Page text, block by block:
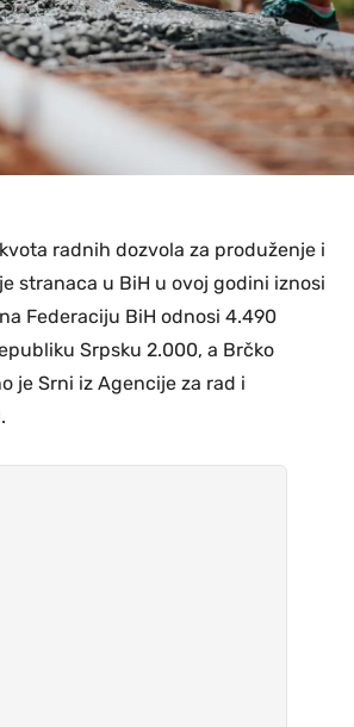
radnih dozvola za produženje i
stranaca u BiH u ovoj godini iznosi
Federaciju BiH odnosi 4.490
Srpsku 2.000, a Brčko
je Srni iz Agencije za rad i